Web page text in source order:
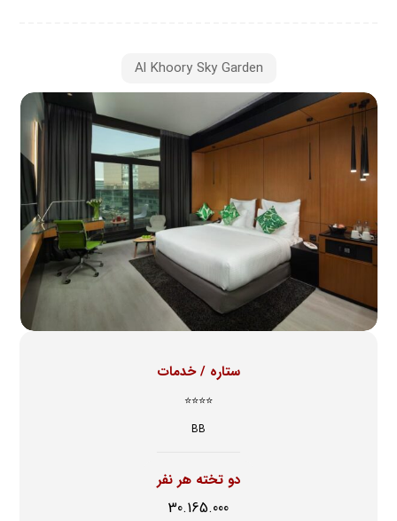
Al Khoory Sky Garden
ستاره / خدمات
⭐⭐⭐⭐
BB
دو تخته هر نفر
30.165.000